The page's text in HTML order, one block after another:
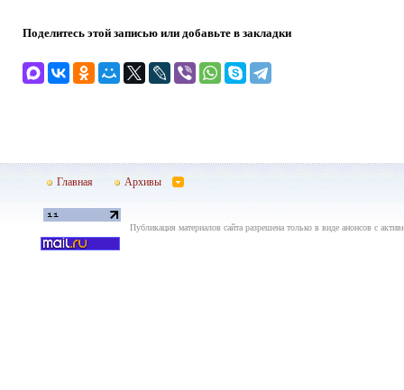
Поделитесь этой записью или добавьте в закладки
Главная Архивы
Публикация материалов сайта разрешена только в виде анонсов с